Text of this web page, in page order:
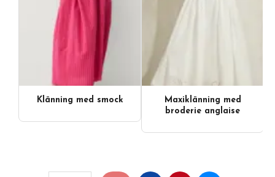
Klänning med smock
Maxiklänning med
broderie anglaise